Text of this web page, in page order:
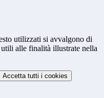
utilizzati si avvalgono di
alle finalità illustrate nella
Accetta tutti i cookies